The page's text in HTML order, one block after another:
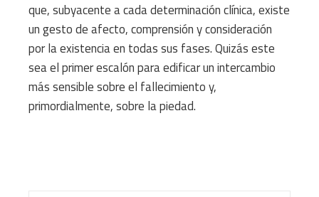
que, subyacente a cada determinación clínica, existe
un gesto de afecto, comprensión y consideración
por la existencia en todas sus fases. Quizás este
sea el primer escalón para edificar un intercambio
más sensible sobre el fallecimiento y,
primordialmente, sobre la piedad.